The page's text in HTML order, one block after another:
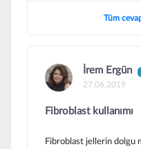
Tüm
İrem Ergün
27.06.2019
Fibroblast kullanımı
Fibroblast jellerin dolgu